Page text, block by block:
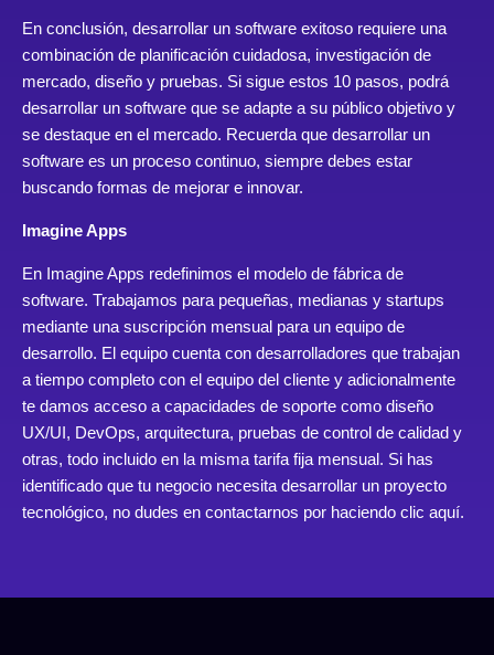
En conclusión, desarrollar un software exitoso requiere una
combinación de planificación cuidadosa, investigación de
mercado, diseño y pruebas. Si sigue estos 10 pasos, podrá
desarrollar un software que se adapte a su público objetivo y
se destaque en el mercado. Recuerda que desarrollar un
software es un proceso continuo, siempre debes estar
buscando formas de mejorar e innovar.
Imagine Apps
En Imagine Apps redefinimos el modelo de fábrica de
software. Trabajamos para pequeñas, medianas y startups
mediante una suscripción mensual para un equipo de
desarrollo. El equipo cuenta con desarrolladores que trabajan
a tiempo completo con el equipo del cliente y adicionalmente
te damos acceso a capacidades de soporte como diseño
UX/UI, DevOps, arquitectura, pruebas de control de calidad y
otras, todo incluido en la misma tarifa fija mensual. Si has
identificado que tu negocio necesita desarrollar un proyecto
tecnológico, no dudes en contactarnos por haciendo clic aquí.